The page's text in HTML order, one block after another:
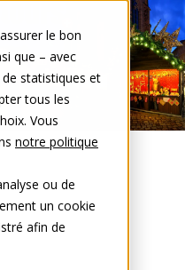
le bon
que – avec
statistiques et
tous les
Vous
notre politique
ou de
un cookie
afin de